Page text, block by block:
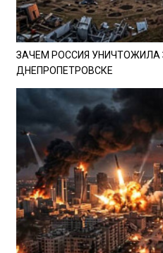
ЗАЧЕМ РОССИЯ УНИЧТОЖИЛА
ДНЕПРОПЕТРОВСКЕ